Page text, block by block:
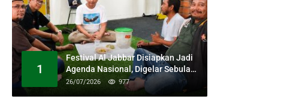
1
Festival Al Jabbar Disiapkan Jadi
Agenda Nasional, Digelar Sebulan
Penuh di Kawasan Masjid Raya Al
26/07/2026 977